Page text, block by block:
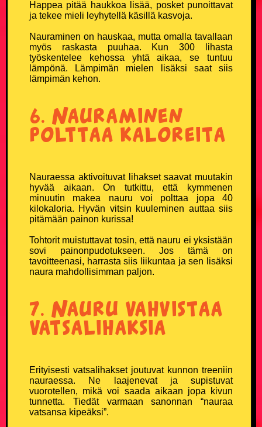
KATSO, KUUNTELE TAI PELAA
Kaikki vitsit
Kuuntele valmiiksi luettuja vitsejä
Pelaa Vitsien Vitsit -peliä ja voita
Satunnainen vitsi
TIEDÄTKÖ HYVÄN VITSIN?
Lähetä oma vitsi ja tee historiaa
VERKKOKAUPPA
Naisten T-paidat
Lasten paidat
Lippikset ja myssyt
Mukit ja tarvikkeet
Happea pitää haukkoa lisää, posket punoittavat
ja tekee mieli leyhytellä käsillä kasvoja.
Nauraminen on hauskaa, mutta omalla tavallaan
myös raskasta puuhaa. Kun 300 lihasta
työskentelee kehossa yhtä aikaa, se tuntuu
lämpönä. Lämpimän mielen lisäksi saat siis
lämpimän kehon.
6. Nauraminen
polttaa kaloreita
Nauraessa aktivoituvat lihakset saavat muutakin
hyvää aikaan. On tutkittu, että kymmenen
minuutin makea nauru voi polttaa jopa 40
kilokaloria. Hyvän vitsin kuuleminen auttaa siis
pitämään painon kurissa!
Tohtorit muistuttavat tosin, että nauru ei yksistään
sovi painonpudotukseen. Jos tämä on
tavoitteenasi, harrasta siis liikuntaa ja sen lisäksi
naura mahdollisimman paljon.
7. Nauru vahvistaa
vatsalihaksia
Erityisesti vatsalihakset joutuvat kunnon treeniin
nauraessa. Ne laajenevat ja supistuvat
vuorotellen, mikä voi saada aikaan jopa kivun
tunnetta. Tiedät varmaan sanonnan “nauraa
vatsansa kipeäksi”.